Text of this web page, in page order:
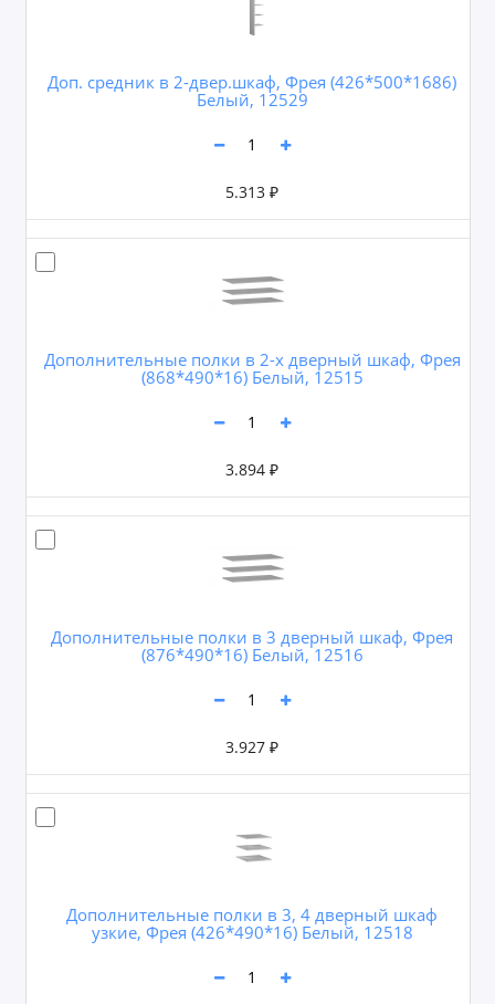
Доп. средник в 2-двер.шкаф, Фрея (426*500*1686)
Белый, 12529
5.313 ₽
Дополнительные полки в 2-х дверный шкаф, Фрея
(868*490*16) Белый, 12515
3.894 ₽
Дополнительные полки в 3 дверный шкаф, Фрея
(876*490*16) Белый, 12516
3.927 ₽
Дополнительные полки в 3, 4 дверный шкаф
узкие, Фрея (426*490*16) Белый, 12518